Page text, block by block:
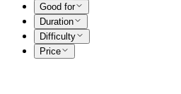
Good for
Duration
Difficulty
Price